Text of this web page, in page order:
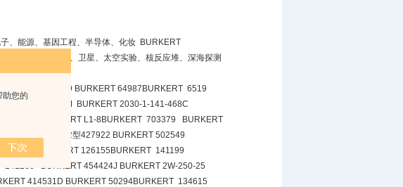
助您的
、能源、基因工程、半导体、化妆 BURKERT
水（污水）处理、卫星、太空实验、核反应堆、深海探测
502539 BURKERT 64987BURKERT 6519
134317M BURKERT 2030-1-141-468C
GL-8 BURKERT L1-8BURKERT 703379 BURKERT
BURKERT 6012型427922 BURKERT 502549
135211 BURKERT 126155BURKERT 141199
141266 BURKERT 454424J BURKERT 2W-250-25
414531D BURKERT 50294BURKERT 134615